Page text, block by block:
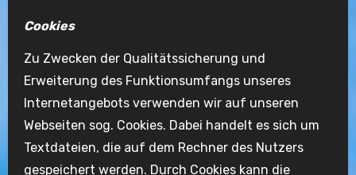
Cookies
Zu Zwecken der Qualitätssicherung und
Erweiterung des Funktionsumfangs unseres
Internetangebots verwenden wir auf unseren
Webseiten sog. Cookies. Dabei handelt es sich um
Textdateien, die auf dem Rechner des Nutzers
gespeichert werden. Durch Cookies kann die